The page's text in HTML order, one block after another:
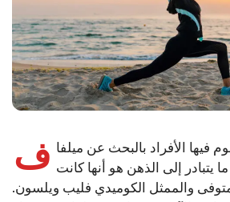
ف فيها الأفراد بالبحث عن ميلفا
يتبادر إلى الذهن هو أنها كانت
والممثل الكوميدي فليب ويلسون.